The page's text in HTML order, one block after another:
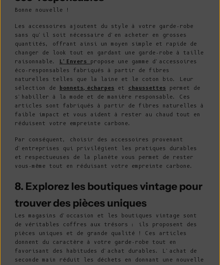
Bonne nouvelle !
Les accessoires ajoutent du style à votre garde-robe
sans qu'il soit nécessaire d'en acheter en grosses
quantités, offrant ainsi un moyen simple et rapide de
changer de look tout en gardant une garde-robe à taille
raisonnable. L'Envers
propose une gamme d'accessoires
éco-responsables fabriqués à partir de fibres
naturelles telles que la laine et le coton bio. Leur
sélection de
bonnets, écharpes et chaussettes permet de
s'habiller à la mode et de manière responsable. Ces
articles sont fabriqués à partir de fibres naturelles à
faible impact et vous aident à rester au chaud tout en
réduisent votre empreinte carbone.
Par conséquent, choisir des accessoires provenant
d'entreprises qui privilégient les pratiques durables
et respectueuses de la planète vous permet de rester
vous-même tout en réduisant votre empreinte carbone.
8. Explorez les boutiques vintage pour
trouver des pièces uniques
Les magasins d'occasion et les boutiques vintage sont
de véritables coffres aux trésors : ils proposent des
pièces uniques et de grande qualité ! Ces articles
donnent du caractère à votre garde-robe tout en
favorisant des habitudes d'achat durables. L'achat de
seconde main réduit les déchets en donnant une nouvelle